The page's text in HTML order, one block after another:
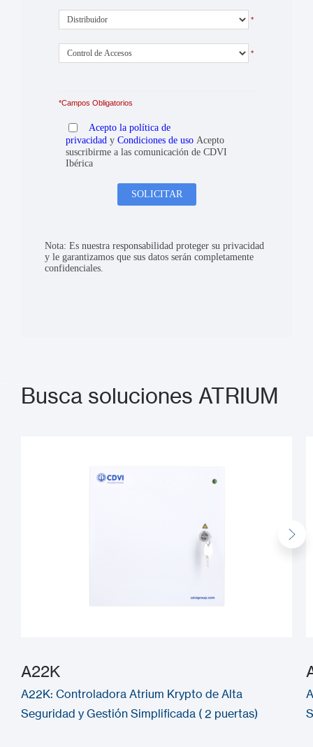
Busca soluciones ATRIUM
A22K
A22K: Controladora Atrium Krypto de Alta
Seguridad y Gestión Simplificada ( 2 puertas)